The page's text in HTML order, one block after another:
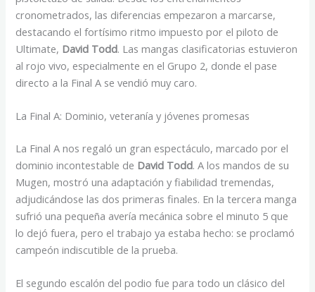
cronometrados, las diferencias empezaron a marcarse,
destacando el fortísimo ritmo impuesto por el piloto de
Ultimate, David Todd. Las mangas clasificatorias estuvieron
al rojo vivo, especialmente en el Grupo 2, donde el pase
directo a la Final A se vendió muy caro.
La Final A: Dominio, veteranía y jóvenes promesas
La Final A nos regaló un gran espectáculo, marcado por el
dominio incontestable de David Todd. A los mandos de su
Mugen, mostró una adaptación y fiabilidad tremendas,
adjudicándose las dos primeras finales. En la tercera manga
sufrió una pequeña avería mecánica sobre el minuto 5 que
lo dejó fuera, pero el trabajo ya estaba hecho: se proclamó
campeón indiscutible de la prueba.
El segundo escalón del podio fue para todo un clásico del